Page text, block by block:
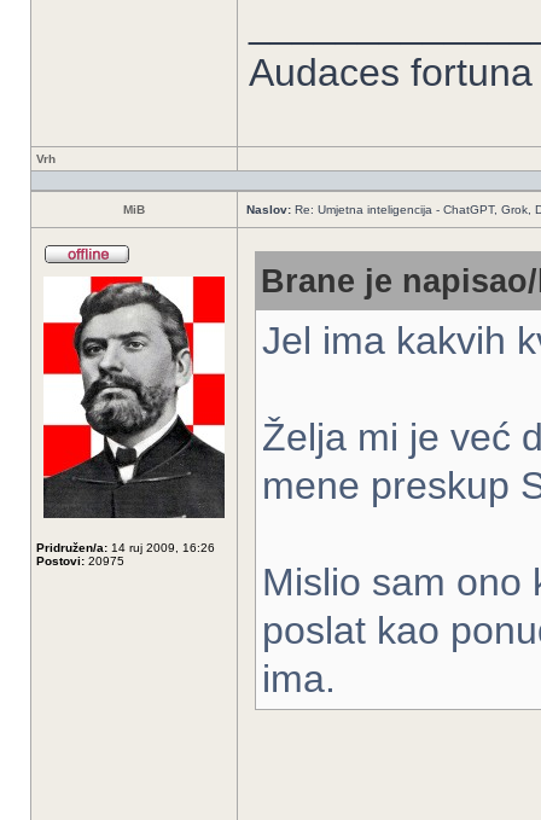
Audaces
Vrh
MiB Naslov: Re: Umjetna inteligencija - ChatGPT, Grok,
Pridružen/a: 14 ruj 2009, 16:26
Postovi: 20975
Brane je
Jel ima kakvih
Želja mi je već
mene preskup
Mislio sam ono
poslat kao
ima.